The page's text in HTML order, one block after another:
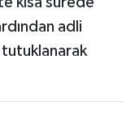
adli